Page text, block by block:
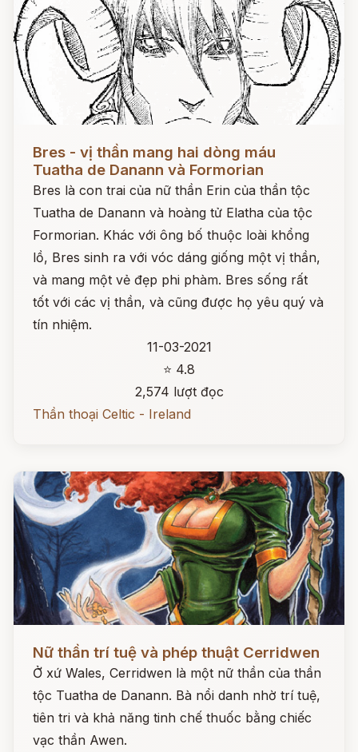
Bres - vị thần mang hai dòng máu
Tuatha de Danann và Formorian
Bres là con trai của nữ thần Erin của thần tộc
Tuatha de Danann và hoàng tử Elatha của tộc
Formorian. Khác với ông bố thuộc loài khổng
lồ, Bres sinh ra với vóc dáng giống một vị thần,
và mang một vẻ đẹp phi phàm. Bres sống rất
tốt với các vị thần, và cũng được họ yêu quý và
tín nhiệm.
11-03-2021
⭐ 4.8
2,574 lượt đọc
Thần thoại Celtic - Ireland
Nữ thần trí tuệ và phép thuật Cerridwen
Ở xứ Wales, Cerridwen là một nữ thần của thần
tộc Tuatha de Danann. Bà nổi danh nhờ trí tuệ,
tiên tri và khả năng tinh chế thuốc bằng chiếc
vạc thần Awen.